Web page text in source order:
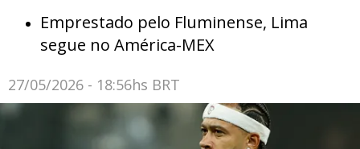
Emprestado pelo Fluminense, Lima
segue no América-MEX
27/05/2026 - 18:56hs BRT